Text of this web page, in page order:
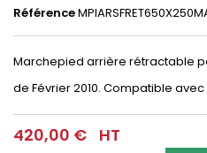
Référence
Marchepied arrière rétractable
de Février 2010. Compatible
420,00 € HT